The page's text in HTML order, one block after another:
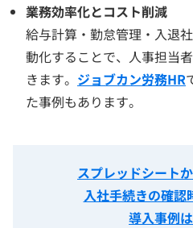
業務効率化とコスト削減
給与計算・勤怠管理・入退
動化することで、人事担当
きます。 ジョブカン労務HR
た事例もあります。
スプレッドシート
入社手続きの確認
導入事例